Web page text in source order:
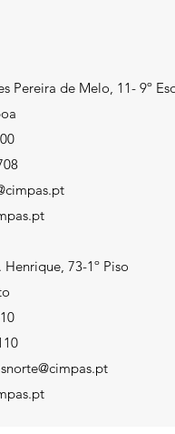
Pereira de Melo, 11- 9º
Henrique, 73-1º Piso